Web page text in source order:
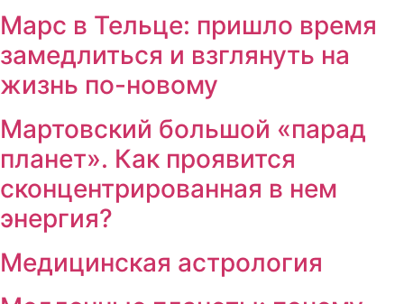
Марс в Тельце: пришло время
замедлиться и взглянуть на
жизнь по-новому
Мартовский большой «парад
планет». Как проявится
сконцентрированная в нем
энергия?
Медицинская астрология